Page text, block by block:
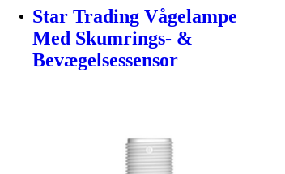
Star Trading Vågelampe
Med Skumrings- &
Bevægelsessensor